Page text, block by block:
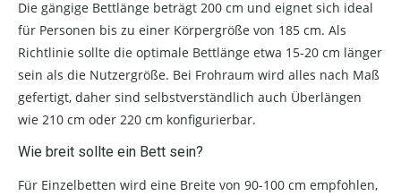
Die gängige Bettlänge beträgt 200 cm und eignet sich ideal
für Personen bis zu einer Körpergröße von 185 cm. Als
Richtlinie sollte die optimale Bettlänge etwa 15-20 cm länger
sein als die Nutzergröße. Bei Frohraum wird alles nach Maß
gefertigt, daher sind selbstverständlich auch Überlängen
wie 210 cm oder 220 cm konfigurierbar.
Wie breit sollte ein Bett sein?
Für Einzelbetten wird eine Breite von 90-100 cm empfohlen,